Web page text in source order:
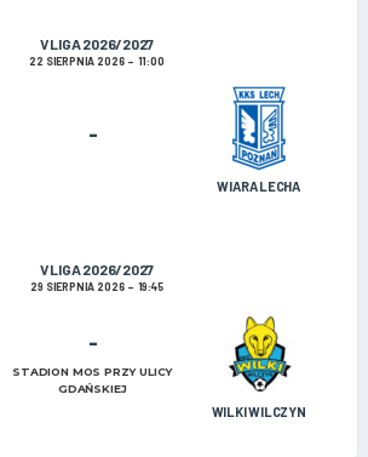
V LIGA 2026/2027
22 SIERPNIA 2026 11:00
WIARA LECHA
-
V LIGA 2026/2027
29 SIERPNIA 2026 19:45
WILKI WILCZYN
-
STADION MOS PRZY ULICY
GDAŃSKIEJ